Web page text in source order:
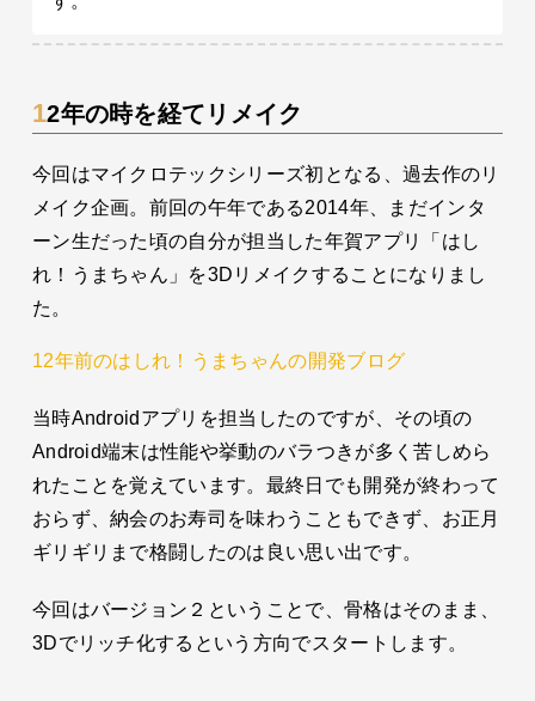
12年の時を経てリメイク
今回はマイクロテックシリーズ初となる、過去作のリ
メイク企画。前回の午年である2014年、まだインタ
ーン生だった頃の自分が担当した年賀アプリ「はし
れ！うまちゃん」を3Dリメイクすることになりまし
た。
12年前のはしれ！うまちゃんの開発ブログ
当時Androidアプリを担当したのですが、その頃の
Android端末は性能や挙動のバラつきが多く苦しめら
れたことを覚えています。最終日でも開発が終わって
おらず、納会のお寿司を味わうこともできず、お正月
ギリギリまで格闘したのは良い思い出です。
今回はバージョン２ということで、骨格はそのまま、
3Dでリッチ化するという方向でスタートします。